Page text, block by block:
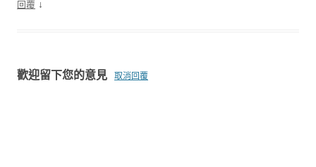
回覆 ↓
歡迎留下您的意見 取消回覆